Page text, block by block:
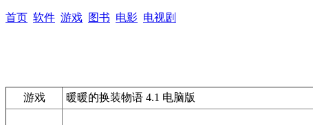
首页 软件 游戏 图书 电影 电视剧
游戏 暖暖的换装物语 4.1 电脑版